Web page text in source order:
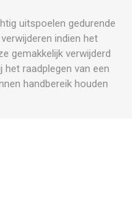
uitspoelen gedurende
indien het
gemakkelijk verwijderd
het raadplegen van een
handbereik houden